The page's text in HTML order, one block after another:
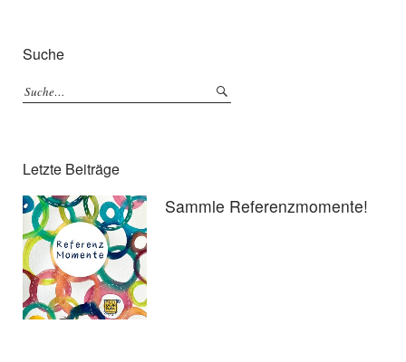
Suche
Letzte Beiträge
Sammle Referenzmomente!